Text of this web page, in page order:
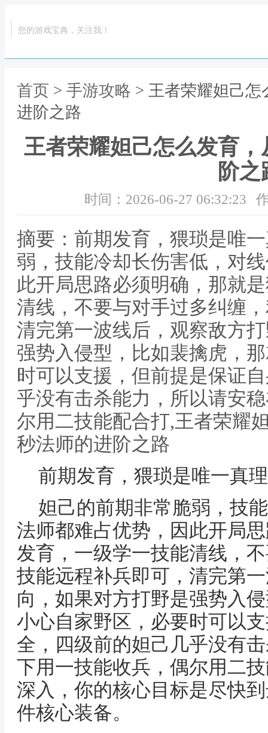
您的游戏宝典，关注我！
首页 > 手游攻略 > 王者荣耀妲己
进阶之路
王者荣耀妲己怎么发育
阶之
时间：2026-06-27 06:32:23
摘要：前期发育，猥琐是唯
弱，技能冷却长伤害低，对
此开局思路必须明确，那就
清线，不要与对手过多纠缠
清完第一波线后，观察敌方
强势入侵型，比如裴擒虎，
时可以支援，但前提是保证
乎没有击杀能力，所以请安
尔用二技能配合打,王者荣耀
秒法师的进阶之路
前期发育，猥琐是唯一真理
妲己的前期非常脆弱，技
法师都难占优势，因此开局
发育，一级学一技能清线，
技能远程补兵即可，清完第
向，如果对方打野是强势入
小心自家野区，必要时可以
全，四级前的妲己几乎没有
下用一技能收兵，偶尔用二
深入，你的核心目标是尽快
件核心装备。